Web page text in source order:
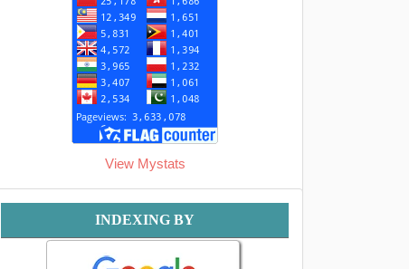
View Mystats
IndexingINDEXING BY